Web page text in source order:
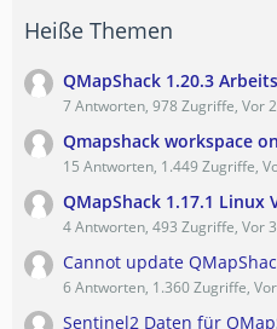
Heiße Themen
QMapShack 1.20.3
7 Antworten, 978 Zugriffe, Vor
Qmapshack workspace
15 Antworten, 1.449 Zugriffe,
QMapShack 1.17.1 Linux
4 Antworten, 493 Zugriffe, Vor
Cannot update
6 Antworten, 1.360 Zugriffe,
Sentinel2 Daten für